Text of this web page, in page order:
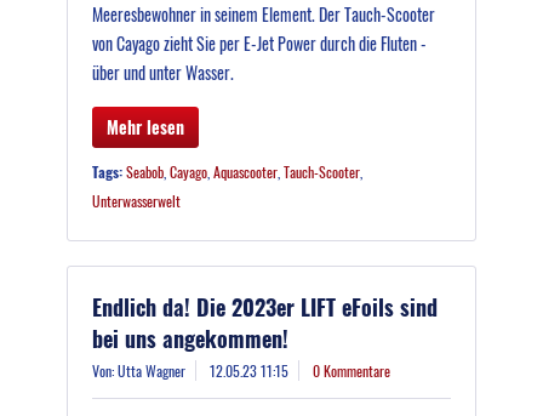
Meeresbewohner in seinem Element. Der Tauch-Scooter
von Cayago zieht Sie per E-Jet Power durch die Fluten -
über und unter Wasser.
Mehr lesen
Tags:Seabob, Cayago, Aquascooter, Tauch-Scooter,
Unterwasserwelt
Endlich da! Die 2023er LIFT eFoils sind
bei uns angekommen!
Von: Utta Wagner 12.05.23 11:15 0 Kommentare